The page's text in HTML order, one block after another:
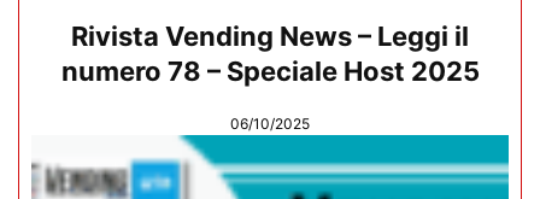
Rivista Vending News – Leggi il
numero 78 – Speciale Host 2025
06/10/2025